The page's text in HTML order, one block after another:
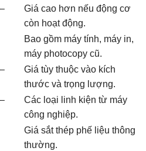
Giá cao hơn nếu động cơ
còn hoạt động.
Bao gồm máy tính, máy in,
máy photocopy cũ.
Giá tùy thuộc vào kích
thước và trọng lượng.
Các loại linh kiện từ máy
công nghiệp.
Giá sắt thép phế liệu thông
thường.